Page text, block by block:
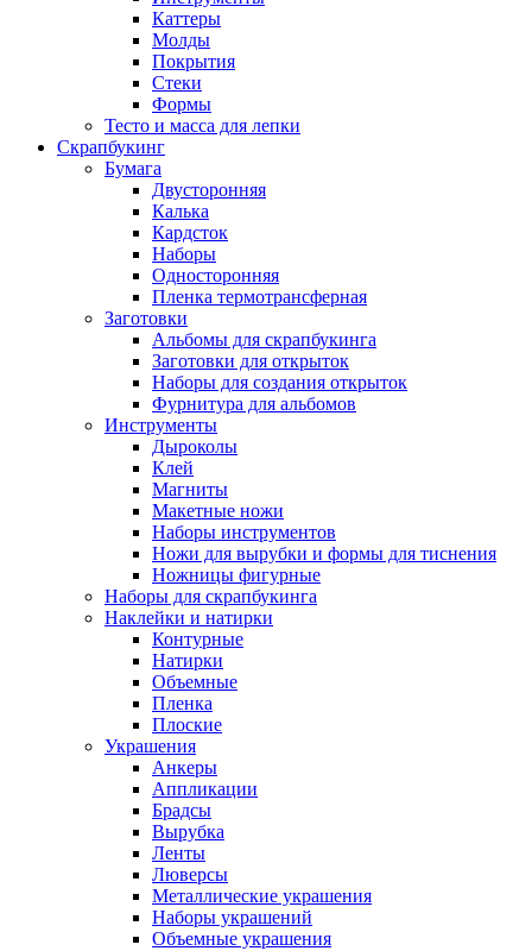
Каттеры
Молды
Покрытия
Стеки
Формы
Тесто и масса для лепки
Скрапбукинг
Бумага
Двусторонняя
Калька
Кардсток
Наборы
Односторонняя
Пленка термотрансферная
Заготовки
Альбомы для скрапбукинга
Заготовки для открыток
Наборы для создания открыток
Фурнитура для альбомов
Инструменты
Дыроколы
Клей
Магниты
Макетные ножи
Наборы инструментов
Ножи для вырубки и формы для тиснения
Ножницы фигурные
Наборы для скрапбукинга
Наклейки и натирки
Контурные
Натирки
Объемные
Пленка
Плоские
Украшения
Анкеры
Аппликации
Брадсы
Вырубка
Ленты
Люверсы
Металлические украшения
Наборы украшений
Объемные украшения